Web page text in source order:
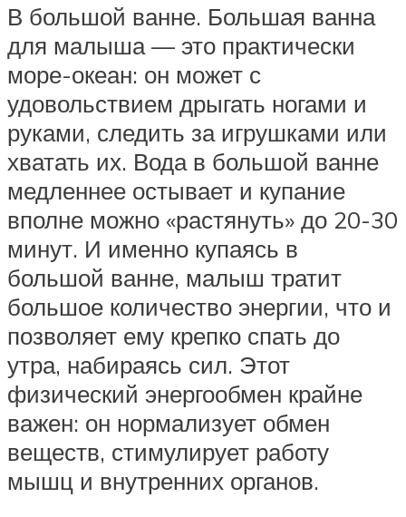
В большой ванне. Большая ванна
для малыша — это практически
море-океан: он может с
удовольствием дрыгать ногами и
руками, следить за игрушками или
хватать их. Вода в большой ванне
медленнее остывает и купание
вполне можно «растянуть» до 20-30
минут. И именно купаясь в
большой ванне, малыш тратит
большое количество энергии, что и
позволяет ему крепко спать до
утра, набираясь сил. Этот
физический энергообмен крайне
важен: он нормализует обмен
веществ, стимулирует работу
мышц и внутренних органов.